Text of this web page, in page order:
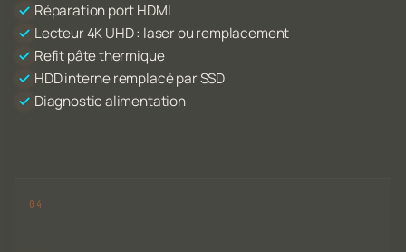
Réparation port HDMI
Lecteur 4K UHD : laser ou remplacement
Refit pâte thermique
HDD interne remplacé par SSD
Diagnostic alimentation